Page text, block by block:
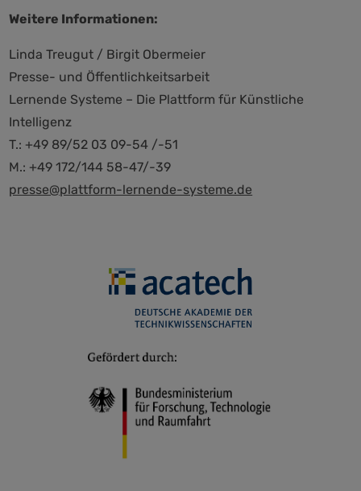
Weitere Informationen:
Linda Treugut / Birgit Obermeier
Presse- und Öffentlichkeitsarbeit
Lernende Systeme – Die Plattform für Künstliche
Intelligenz
T.: +49 89/52 03 09-54 /-51
M.: +49 172/144 58-47/-39
presse@plattform-lernende-systeme.de